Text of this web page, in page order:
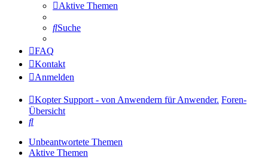
Aktive Themen
Suche
FAQ
Kontakt
Anmelden
Kopter Support - von Anwendern für Anwender. Foren-
Übersicht
Suche
Unbeantwortete Themen
Aktive Themen